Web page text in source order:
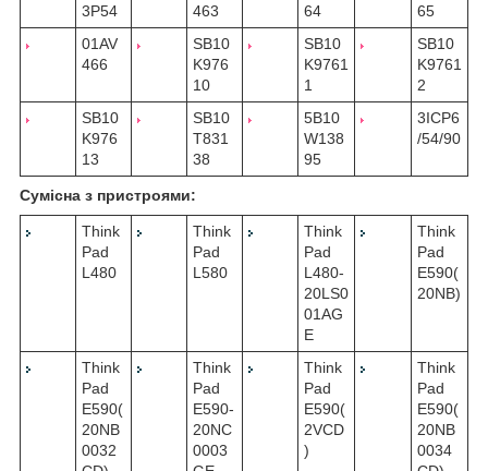
3P54
463
64
65
01AV
466
SB10
K976
10
SB10
K9761
1
SB10
K9761
2
SB10
K976
13
SB10
T831
38
5B10
W138
95
3ICP6
/54/90
Сумісна з пристроями:
Think
Pad
L480
Think
Pad
L580
Think
Pad
L480-
20LS0
01AG
E
Think
Pad
E590(
20NB)
Think
Pad
E590(
20NB
0032
Think
Pad
E590-
20NC
0003
Think
Pad
E590(
2VCD
)
Think
Pad
E590(
20NB
0034